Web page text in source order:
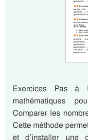
Exercices Pas
mathématiques
Comparer les
Cette méthode
et d’installer une